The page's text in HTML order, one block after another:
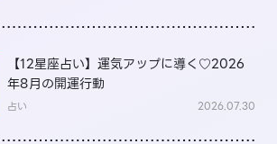
【12星座占い】運気アップに導く♡2026
年8月の開運行動
占い 2026.07.30